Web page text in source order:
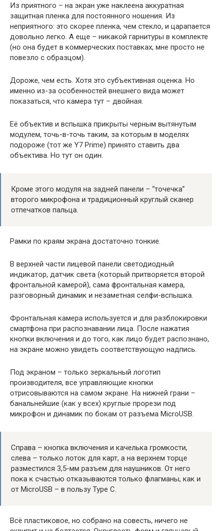
Из приятного – на экран уже наклеена аккуратная
защитная пленка для постоянного ношения. Из
неприятного: это скорее пленка, чем стекло, и царапается
довольно легко. А еще – никакой гарнитуры в комплекте
(но она будет в коммерческих поставках, мне просто не
повезло с образцом).
Дороже, чем есть. Хотя это субъективная оценка. Но
именно из-за особенностей внешнего вида может
показаться, что камера тут – двойная.
Её объектив и вспышка прикрыты черным вытянутым
модулем, точь-в-точь таким, за которым в моделях
подороже (тот же Y7 Prime) принято ставить два
объектива. Но тут он один.
Кроме этого модуля на задней панели – “точечка”
второго микрофона и традиционный круглый сканер
отпечатков пальца.
Рамки по краям экрана достаточно тонкие.
В верхней части лицевой панели светодиодный
индикатор, датчик света (который притворяется второй
фронтальной камерой), сама фронтальная камера,
разговорный динамик и незаметная селфи-вспышка.
Фронтальная камера используется и для разблокировки
смартфона при распознавании лица. После нажатия
кнопки включения и до того, как лицо будет распознано,
на экране можно увидеть соответствующую надпись.
Под экраном – только зеркальный логотип
производителя, все управляющие кнопки
отрисовываются на самом экране. На нижней грани –
банальнейшие (как у всех) круглые прорези под
микрофон и динамик по бокам от разъема MicroUSB.
Справа – кнопка включения и качелька громкости,
слева – только лоток для карт, а на верхнем торце
разместился 3,5-мм разъем для наушников. От него
пока к счастью отказываются только флагманы, как и
от MicroUSB – в пользу Type C.
Всё пластиковое, но собрано на совесть, ничего не